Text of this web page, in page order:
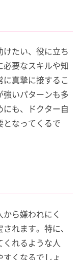
けたい、役に立ち
要なスキルや知
真摯に接するこ
強いパターンも多
も、ドクター自
なってくるで
ら嫌われにく
れます。特に、
れるような人
くなるでしょ